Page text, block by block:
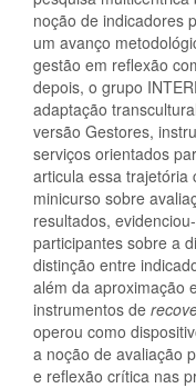
noção de indicadores
um avanço
gestão em reflexão
depois, o grupo
adaptação
versão Gestores,
serviços orientados
articula essa trajetória
minicurso sobre
resultados,
participantes sobre a
distinção entre
além da aproximação
instrumentos de
operou como
a noção de avaliação
e reflexão crítica nas